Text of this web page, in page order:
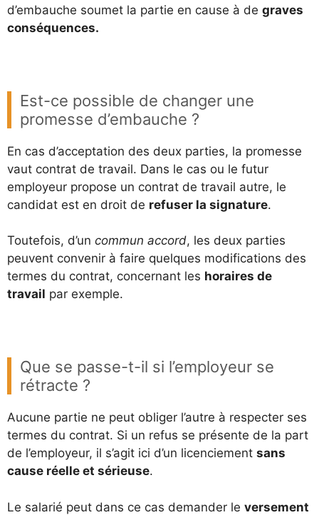
d’embauche soumet la partie en cause à de graves
conséquences.
Est-ce possible de changer une
promesse d’embauche ?
En cas d’acceptation des deux parties, la promesse
vaut contrat de travail. Dans le cas ou le futur
employeur propose un contrat de travail autre, le
candidat est en droit de refuser la signature.
Toutefois, d’un commun accord, les deux parties
peuvent convenir à faire quelques modifications des
termes du contrat, concernant les horaires de
travail par exemple.
Que se passe-t-il si l’employeur se
rétracte ?
Aucune partie ne peut obliger l’autre à respecter ses
termes du contrat. Si un refus se présente de la part
de l’employeur, il s’agit ici d’un licenciement sans
cause réelle et sérieuse.
Le salarié peut dans ce cas demander le versement